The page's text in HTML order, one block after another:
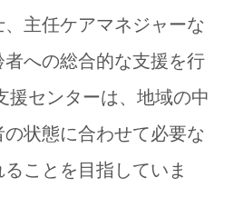
主任ケアマネジャーな
への総合的な支援を行
援センターは、地域の中
状態に合わせて必要な
ことを目指していま